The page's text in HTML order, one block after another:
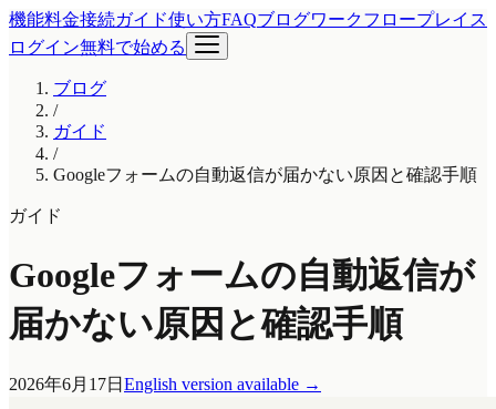
機能料金接続ガイド使い方FAQブログワークフロープレイス
ログイン無料で始める
ブログ
/
ガイド
/
Googleフォームの自動返信が届かない原因と確認手順
ガイド
Googleフォームの自動返信が
届かない原因と確認手順
2026年6月17日 English version available →